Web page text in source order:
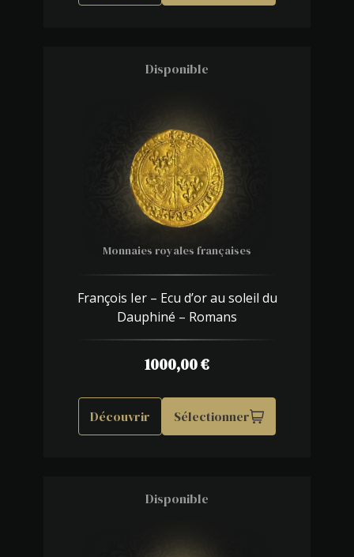
Disponible
Monnaies royales françaises
François Ier – Ecu d’or au soleil du
Dauphiné – Romans
1000,00€
Découvrir Sélectionner
Disponible